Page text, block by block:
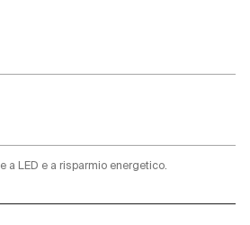
a LED e a risparmio energetico.